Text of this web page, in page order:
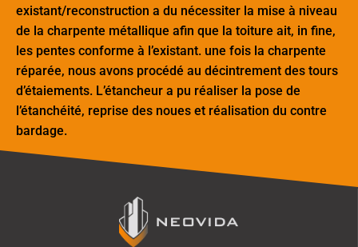
existant/reconstruction a du nécessiter la mise à niveau
de la charpente métallique afin que la toiture ait, in fine,
les pentes conforme à l’existant. une fois la charpente
réparée, nous avons procédé au décintrement des tours
d’étaiements. L’étancheur a pu réaliser la pose de
l’étanchéité, reprise des noues et réalisation du contre
bardage.